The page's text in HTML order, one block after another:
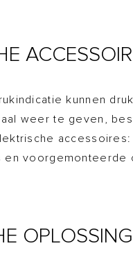
kunnen
weer te geven,
en voorgemonteerde